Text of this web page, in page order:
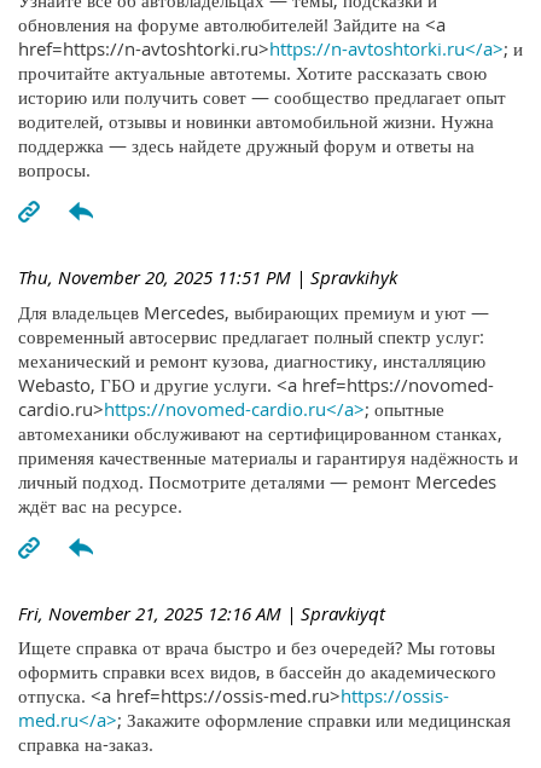
обновления на форуме автолюбителей! Зайдите на <a
href=https://n-avtoshtorki.ru>https://n-avtoshtorki.ru</a>; и
прочитайте актуальные автотемы. Хотите рассказать свою
историю или получить совет — сообщество предлагает опыт
водителей, отзывы и новинки автомобильной жизни. Нужна
поддержка — здесь найдете дружный форум и ответы на
вопросы.
Thu, November 20, 2025 11:51 PM | Spravkihyk
Для владельцев Mercedes, выбирающих премиум и уют —
современный автосервис предлагает полный спектр услуг:
механический и ремонт кузова, диагностику, инсталляцию
Webasto, ГБО и другие услуги. <a href=https://novomed-
cardio.ru>https://novomed-cardio.ru</a>; опытные
автомеханики обслуживают на сертифицированном станках,
применяя качественные материалы и гарантируя надёжность и
личный подход. Посмотрите деталями — ремонт Mercedes
ждёт вас на ресурсе.
Fri, November 21, 2025 12:16 AM | Spravkiyqt
Ищете справка от врача быстро и без очередей? Мы готовы
оформить справки всех видов, в бассейн до академического
отпуска. <a href=https://ossis-med.ru>https://ossis-
med.ru</a>; Закажите оформление справки или медицинская
справка на-заказ.